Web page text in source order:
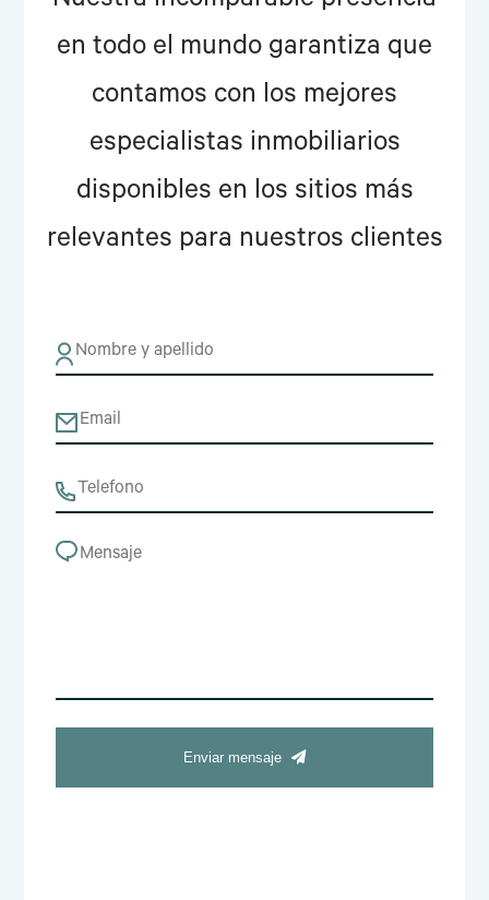
en todo el mundo garantiza que
contamos con los mejores
especialistas inmobiliarios
disponibles en los sitios más
relevantes para nuestros clientes
Enviar mensaje